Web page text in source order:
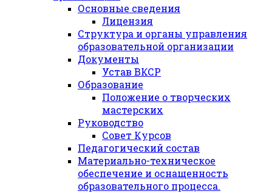
Основные сведения
Лицензия
Структура и органы управления
образовательной организации
Документы
Устав ВКСР
Образование
Положение о творческих
мастерских
Руководство
Совет Курсов
Педагогический состав
Материально-техническое
обеспечение и оснащенность
образовательного процесса.